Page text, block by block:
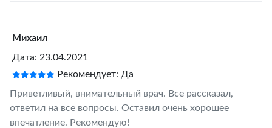
Михаил
Дата: 23.04.2021
Рекомендует: Да
Приветливый, внимательный врач. Все рассказал,
ответил на все вопросы. Оставил очень хорошее
впечатление. Рекомендую!